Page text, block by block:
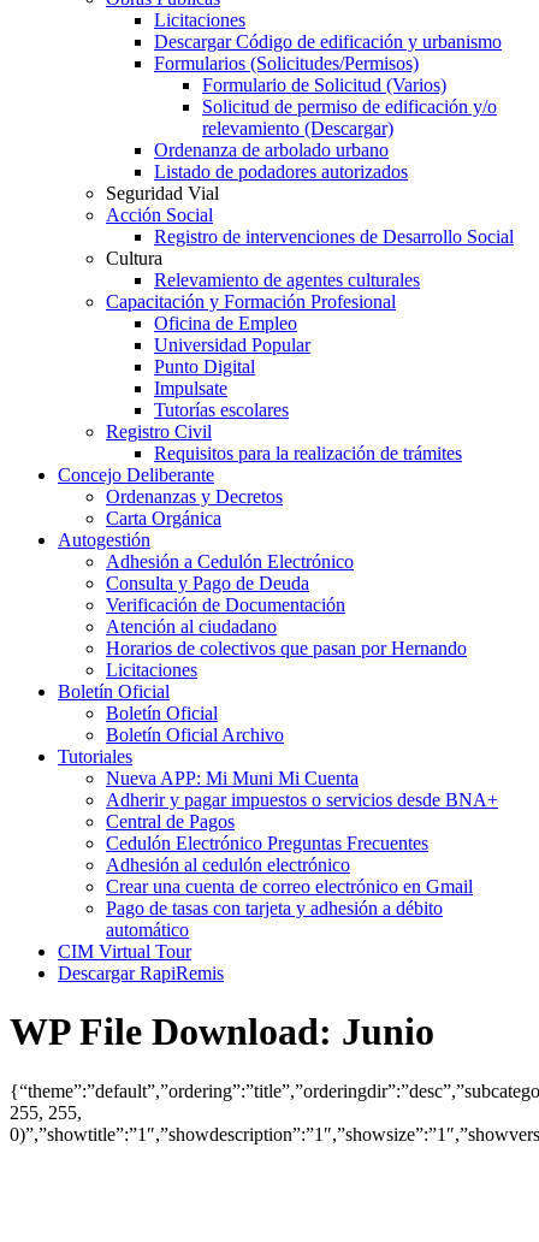
Licitaciones
Descargar Código de edificación y urbanismo
Formularios (Solicitudes/Permisos)
Formulario de Solicitud (Varios)
Solicitud de permiso de edificación y/o
relevamiento (Descargar)
Ordenanza de arbolado urbano
Listado de podadores autorizados
Seguridad Vial
Acción Social
Registro de intervenciones de Desarrollo Social
Cultura
Relevamiento de agentes culturales
Capacitación y Formación Profesional
Oficina de Empleo
Universidad Popular
Punto Digital
Impulsate
Tutorías escolares
Registro Civil
Requisitos para la realización de trámites
Concejo Deliberante
Ordenanzas y Decretos
Carta Orgánica
Autogestión
Adhesión a Cedulón Electrónico
Consulta y Pago de Deuda
Verificación de Documentación
Atención al ciudadano
Horarios de colectivos que pasan por Hernando
Licitaciones
Boletín Oficial
Boletín Oficial
Boletín Oficial Archivo
Tutoriales
Nueva APP: Mi Muni Mi Cuenta
Adherir y pagar impuestos o servicios desde BNA+
Central de Pagos
Cedulón Electrónico Preguntas Frecuentes
Adhesión al cedulón electrónico
Crear una cuenta de correo electrónico en Gmail
Pago de tasas con tarjeta y adhesión a débito
automático
CIM Virtual Tour
Descargar RapiRemis
WP File Download: Junio
255, 255,